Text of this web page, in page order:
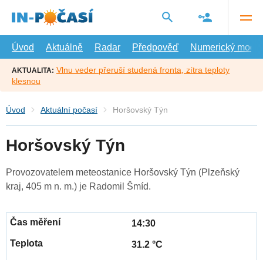
hlavní
Úvod
Aktuálně Radar Předpověď Numerický model
AKTUALITA: Vlnu veder přeruší studená fronta, zítra teploty
klesnou
Úvod Aktuální počasí Horšovský Týn
Horšovský Týn
Provozovatelem meteostanice Horšovský Týn (Plzeňský
kraj, 405 m n. m.) je Radomil Šmíd.
14:30
31.2 °C